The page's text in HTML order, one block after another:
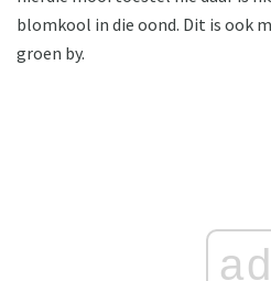
blomkool in die oond. Dit is ook
groen by.
ad